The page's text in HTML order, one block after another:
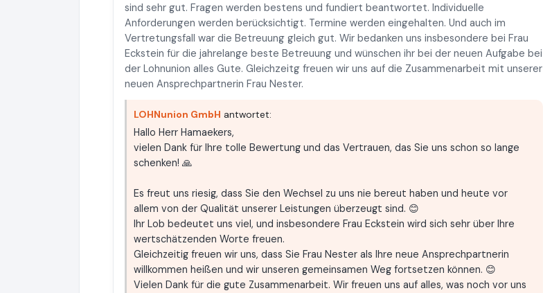
sind sehr gut. Fragen werden bestens und fundiert beantwortet. Individuelle
Anforderungen werden berücksichtigt. Termine werden eingehalten. Und auch im
Vertretungsfall war die Betreuung gleich gut. Wir bedanken uns insbesondere bei Frau
Eckstein für die jahrelange beste Betreuung und wünschen ihr bei der neuen Aufgabe bei
der Lohnunion alles Gute. Gleichzeitg freuen wir uns auf die Zusammenarbeit mit unserer
neuen Ansprechpartnerin Frau Nester.
LOHNunion GmbH antwortet:
Hallo Herr Hamaekers,
vielen Dank für Ihre tolle Bewertung und das Vertrauen, das Sie uns schon so lange
schenken! 🙏
Es freut uns riesig, dass Sie den Wechsel zu uns nie bereut haben und heute vor
allem von der Qualität unserer Leistungen überzeugt sind. 😊
Ihr Lob bedeutet uns viel, und insbesondere Frau Eckstein wird sich sehr über Ihre
wertschätzenden Worte freuen.
Gleichzeitig freuen wir uns, dass Sie Frau Nester als Ihre neue Ansprechpartnerin
willkommen heißen und wir unseren gemeinsamen Weg fortsetzen können. 😊
Vielen Dank für die gute Zusammenarbeit. Wir freuen uns auf alles, was noch vor uns